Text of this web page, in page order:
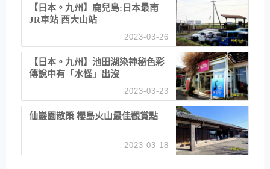
【日本。九州】鹿兒島:日本最南
JR車站 西大山站
2023-03-26
【日本。九州】池田湖染神秘色彩
傳說中有「水怪」出沒
2023-03-23
仙巖園散策 櫻島火山最佳觀賞點
2023-03-18